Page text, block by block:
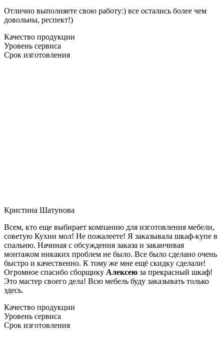
Отлично выполняете свою работу:) все остались более чем
довольны, респект!)
Качество продукции
Уровень сервиса
Срок изготовления
Кристина Шатунова
Всем, кто еще выбирает компанию для изготовления мебели,
советую Кухни мол! Не пожалеете! Я заказывала шкаф-купе в
спальню. Начиная с обсуждения заказа и заканчивая
монтажом никаких проблем не было. Все было сделано очень
быстро и качественно. К тому же мне ещё скидку сделали!
Огромное спасибо сборщику Алексею за прекрасный шкаф!
Это мастер своего дела! Всю мебель буду заказывать только
здесь.
Качество продукции
Уровень сервиса
Срок изготовления